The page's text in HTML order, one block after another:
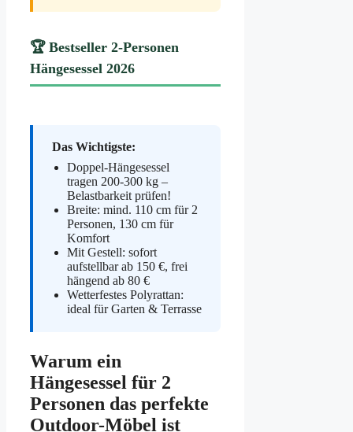
🏆 Bestseller 2-Personen
Hängesessel 2026
Das Wichtigste:
Doppel-Hängesessel
tragen 200-300 kg –
Belastbarkeit prüfen!
Breite: mind. 110 cm für 2
Personen, 130 cm für
Komfort
Mit Gestell: sofort
aufstellbar ab 150 €, frei
hängend ab 80 €
Wetterfestes Polyrattan:
ideal für Garten & Terrasse
Warum ein
Hängesessel für 2
Personen das perfekte
Outdoor-Möbel ist